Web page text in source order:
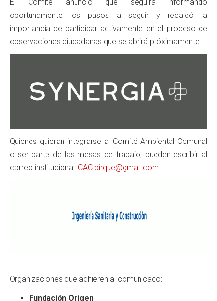
El Comité anunció que seguirá informando
oportunamente los pasos a seguir y recalcó la
importancia de participar activamente en el proceso de
observaciones ciudadanas que se abrirá próximamente.
Quienes quieran integrarse al Comité Ambiental Comunal
o ser parte de las mesas de trabajo, pueden escribir al
correo institucional: CAC.pirque@gmail.com.
Organizaciones que adhieren al comunicado:
Fundación Origen